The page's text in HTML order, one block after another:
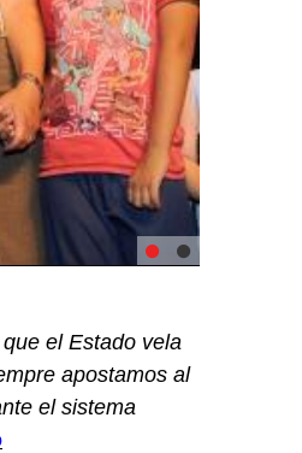
el Estado vela
apostamos al
el sistema